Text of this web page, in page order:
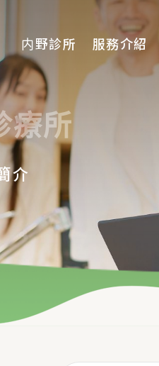
内野診所
診療時間
本院簡介
初診須知
聯絡我們
服務介紹
介
療所